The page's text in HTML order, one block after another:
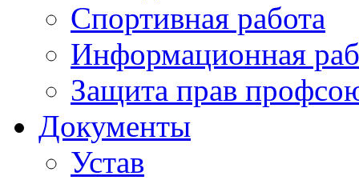
Спортивная работа
Информационная
Защита прав
Документы
Устав